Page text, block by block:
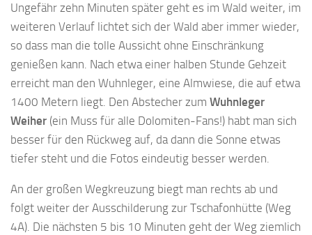
Ungefähr zehn Minuten später geht es im Wald weiter, im
weiteren Verlauf lichtet sich der Wald aber immer wieder,
so dass man die tolle Aussicht ohne Einschränkung
genießen kann. Nach etwa einer halben Stunde Gehzeit
erreicht man den Wuhnleger, eine Almwiese, die auf etwa
1400 Metern liegt. Den Abstecher zum Wuhnleger
Weiher (ein Muss für alle Dolomiten-Fans!) habt man sich
besser für den Rückweg auf, da dann die Sonne etwas
tiefer steht und die Fotos eindeutig besser werden.
An der großen Wegkreuzung biegt man rechts ab und
folgt weiter der Ausschilderung zur Tschafonhütte (Weg
4A). Die nächsten 5 bis 10 Minuten geht der Weg ziemlich